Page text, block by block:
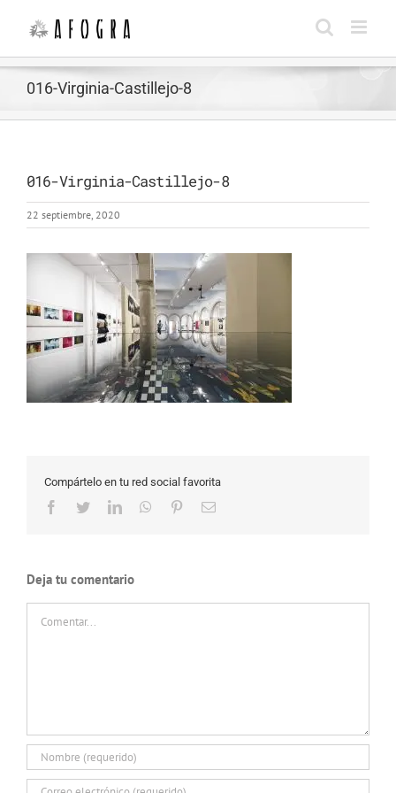
contenido
016-Virginia-Castillejo-8
016-Virginia-Castillejo-8
22 septiembre, 2020
Compártelo en tu red social favorita
Facebook
TwitterLinkedInWhatsApp
PinterestCorreo
Deja tu comentario